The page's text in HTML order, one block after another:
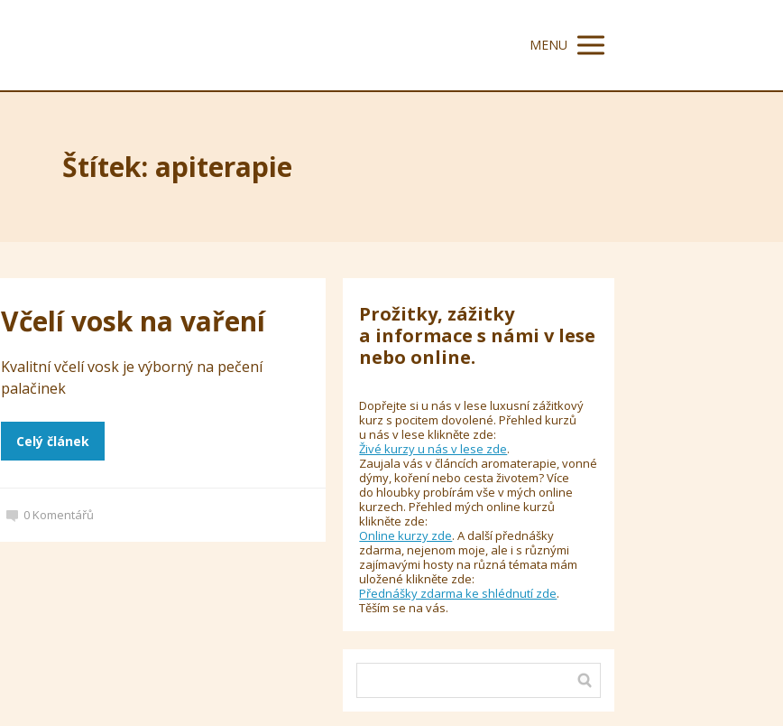
MENU
Štítek: apiterapie
Včelí vosk na vaření
Kvalitní včelí vosk je výborný na pečení
palačinek
Celý článek
0 Komentářů
Prožitky, zážitky
a informace s námi v lese
nebo online.
Dopřejte si u nás v lese luxusní zážitkový
kurz s pocitem dovolené. Přehled kurzů
u nás v lese klikněte zde:
Živé kurzy u nás v lese zde.
Zaujala vás v článcích aromaterapie, vonné
dýmy, koření nebo cesta životem? Více
do hloubky probírám vše v mých online
kurzech. Přehled mých online kurzů
klikněte zde:
Online kurzy zde. A další přednášky
zdarma, nejenom moje, ale i s různými
zajímavými hosty na různá témata mám
uložené klikněte zde:
Přednášky zdarma ke shlédnutí zde.
Těším se na vás.